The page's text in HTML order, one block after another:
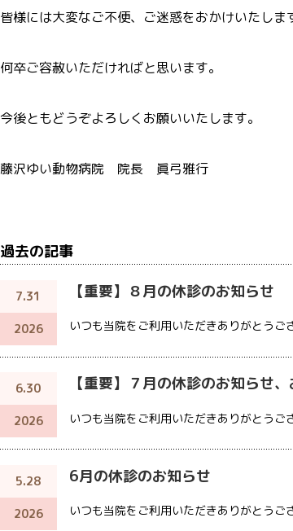
皆様には大変なご不便、ご迷惑をおかけいたしま
何卒ご容赦いただければと思います。
今後ともどうぞよろしくお願いいたします。
藤沢ゆい動物病院 院長 眞弓雅行
過去の記事
7.31
2026
【重要】８月の休診のお知らせ
いつも当院をご利用いただきありがとう
6.30
2026
【重要】７月の休診のお知らせ
いつも当院をご利用いただきありがとう
5.28
2026
6月の休診のお知らせ
いつも当院をご利用いただきありがとう